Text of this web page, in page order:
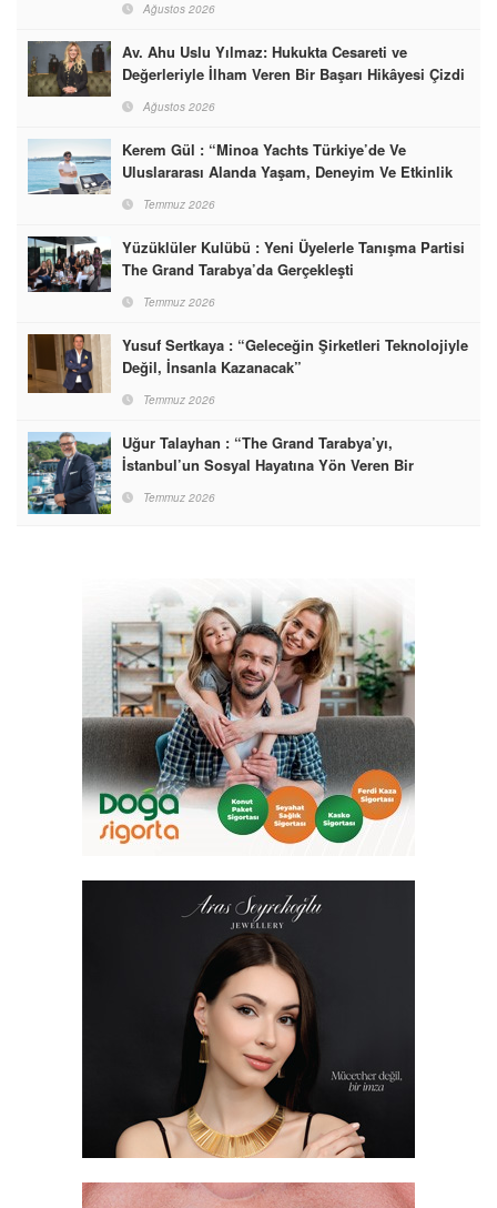
Ağustos 2026
Av. Ahu Uslu Yılmaz: Hukukta Cesareti ve
Değerleriyle İlham Veren Bir Başarı Hikâyesi Çizdi
Ağustos 2026
Kerem Gül : “Minoa Yachts Türkiye’de Ve
Uluslararası Alanda Yaşam, Deneyim Ve Etkinlik
Markası Olacak”
Temmuz 2026
Yüzüklüler Kulübü : Yeni Üyelerle Tanışma Partisi
The Grand Tarabya’da Gerçekleşti
Temmuz 2026
Yusuf Sertkaya : “Geleceğin Şirketleri Teknolojiyle
Değil, İnsanla Kazanacak”
Temmuz 2026
Uğur Talayhan : “The Grand Tarabya’yı,
İstanbul’un Sosyal Hayatına Yön Veren Bir
Destinasyon Haline Getirmeyi Hedefliyorum”
Temmuz 2026